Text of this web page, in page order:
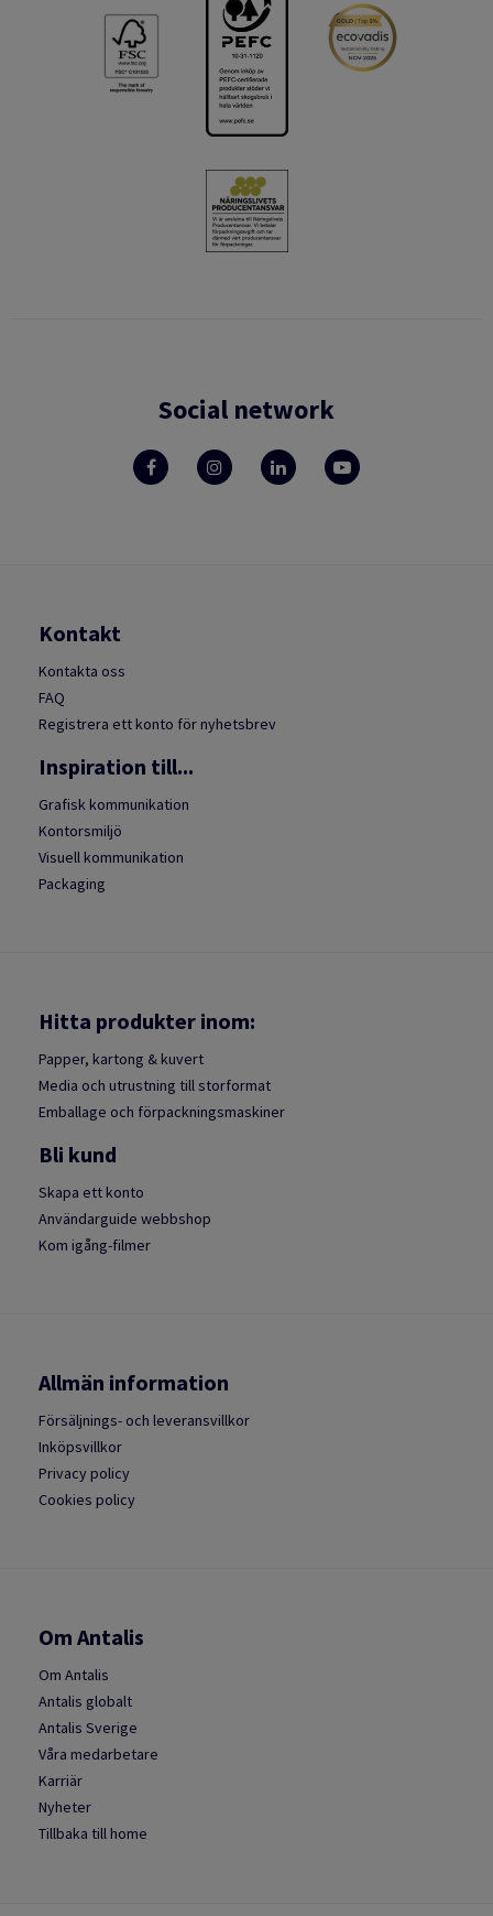
Social network
Kontakt
Kontakta oss
FAQ
Registrera ett konto för nyhetsbrev
Inspiration till...
Grafisk kommunikation
Kontorsmiljö
Visuell kommunikation
Packaging
Hitta produkter inom:
Papper, kartong & kuvert
Media och utrustning till storformat
Emballage och förpackningsmaskiner
Bli kund
Skapa ett konto
Användarguide webbshop
Kom igång-filmer
Allmän information
Försäljnings- och leveransvillkor
Inköpsvillkor
Privacy policy
Cookies policy
Om Antalis
Om Antalis
Antalis globalt
Antalis Sverige
Våra medarbetare
Karriär
Nyheter
Tillbaka till home